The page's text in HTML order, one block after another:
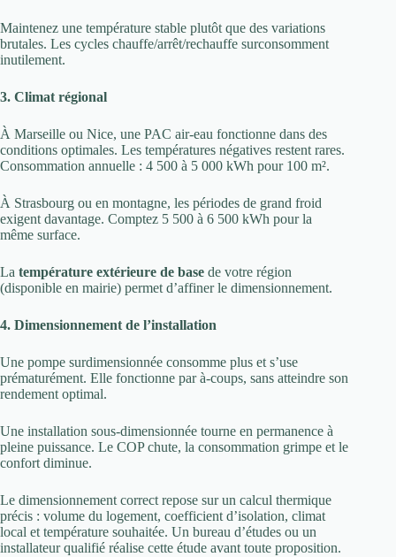
Maintenez une température stable plutôt que des variations
brutales. Les cycles chauffe/arrêt/rechauffe surconsomment
inutilement.
3. Climat régional
À Marseille ou Nice, une PAC air-eau fonctionne dans des
conditions optimales. Les températures négatives restent rares.
Consommation annuelle : 4 500 à 5 000 kWh pour 100 m².
À Strasbourg ou en montagne, les périodes de grand froid
exigent davantage. Comptez 5 500 à 6 500 kWh pour la
même surface.
La température extérieure de base de votre région
(disponible en mairie) permet d’affiner le dimensionnement.
4. Dimensionnement de l’installation
Une pompe surdimensionnée consomme plus et s’use
prématurément. Elle fonctionne par à-coups, sans atteindre son
rendement optimal.
Une installation sous-dimensionnée tourne en permanence à
pleine puissance. Le COP chute, la consommation grimpe et le
confort diminue.
Le dimensionnement correct repose sur un calcul thermique
précis : volume du logement, coefficient d’isolation, climat
local et température souhaitée. Un bureau d’études ou un
installateur qualifié réalise cette étude avant toute proposition.